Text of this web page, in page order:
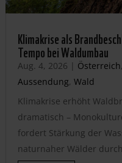
Klimakrise als
Tempo bei Waldumbau
Aug. 4, 2026 | Österreich,
Aussendung, Wald
Klimakrise erhöht
dramatisch –
fordert Stärkung der
naturnaher Wälder